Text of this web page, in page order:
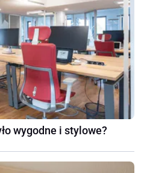
wygodne i stylowe?